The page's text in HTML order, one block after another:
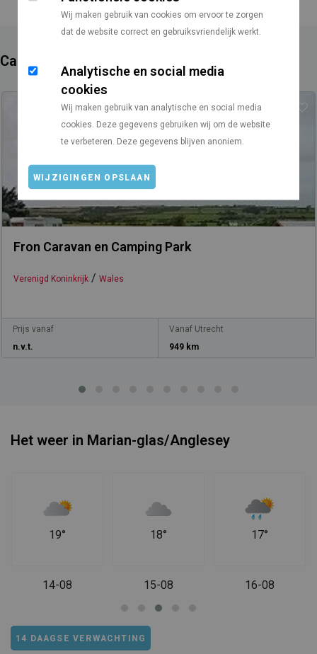
Wij maken gebruik van cookies om ervoor te zorgen
dat de website correct en gebruiksvriendelijk werkt.
Analytische en social media
cookies
Wij maken gebruik van analytische en social media
cookies. Deze gegevens gebruiken wij om de website
te verbeteren. Deze gegevens blijven anoniem.
WIJZIGINGEN OPSLAAN
Campings in de buurt
Fron Caravan en Camping Park
Verenigd Koninkrijk / Wales
Prijs vanaf
n.v.t.
Vanaf Utrecht
949 km
Het weer in Marian-glas/Anglesey
19°
14-08
18°
15-08
17°
16-08
14 DAAGSE VERWACHTING